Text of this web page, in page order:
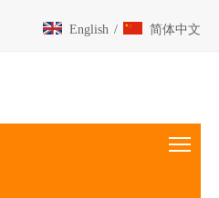
English / 简体中文